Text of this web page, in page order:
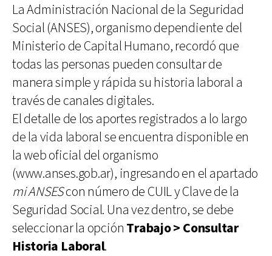
La Administración Nacional de la Seguridad
Social (ANSES), organismo dependiente del
Ministerio de Capital Humano, recordó que
todas las personas pueden consultar de
manera simple y rápida su historia laboral a
través de canales digitales.
El detalle de los aportes registrados a lo largo
de la vida laboral se encuentra disponible en
la web oficial del organismo
(www.anses.gob.ar), ingresando en el apartado
mi ANSEScon número de CUIL y Clave de la
Seguridad Social. Una vez dentro, se debe
seleccionar la opción Trabajo > Consultar
Historia Laboral.